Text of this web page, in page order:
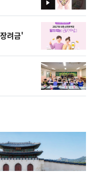
영
상
려금'